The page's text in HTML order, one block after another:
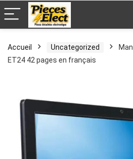
Accueil Uncategorized
ET24 42 pages en français